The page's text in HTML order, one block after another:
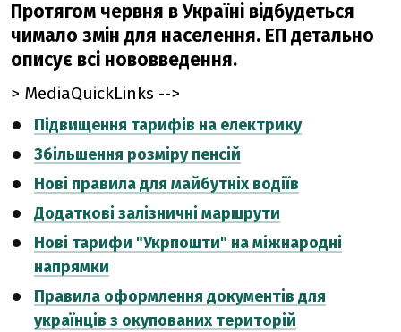
Протягом червня в Україні відбудеться
чимало змін для населення. ЕП детально
описує всі нововведення.
> MediaQuickLinks -->
Підвищення тарифів на електрику
Збільшення розміру пенсій
Нові правила для майбутніх водіїв
Додаткові залізничні маршрути
Нові тарифи "Укрпошти" на міжнародні
напрямки
Правила оформлення документів для
українців з окупованих територій